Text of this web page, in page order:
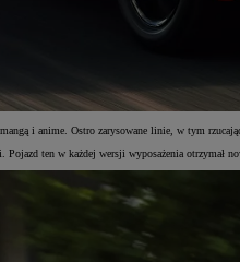
i anime. Ostro zarysowane linie, w tym
ten w każdej wersji wyposażenia otrzymał